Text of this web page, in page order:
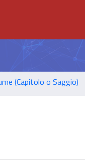
(Capitolo o Saggio)